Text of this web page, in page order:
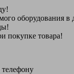
оборудования в
покупке товара!